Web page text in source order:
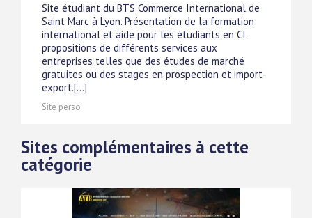
Site étudiant du BTS Commerce International de
Saint Marc à Lyon. Présentation de la formation
international et aide pour les étudiants en CI.
propositions de différents services aux
entreprises telles que des études de marché
gratuites ou des stages en prospection et import-
export.[...]
Site perso
Sites complémentaires à cette
catégorie